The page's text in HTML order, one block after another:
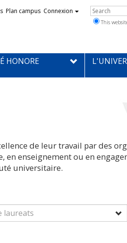
Plan campus Connexion
This
HONORE
de leur travail par des
en enseignement ou en
universitaire.